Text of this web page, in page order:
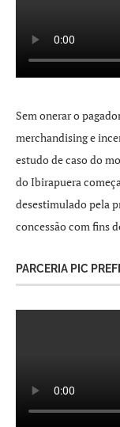
Sem onerar o
merchandising e
estudo de caso do
do Ibirapuera
desestimulado pela
concessão com fins
PARCERIA PIC